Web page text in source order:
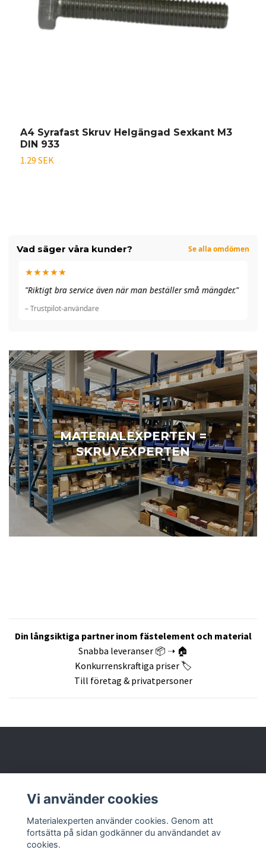
Vad säger våra kunder? Se alla omdömen
★★★★★
"Riktigt bra service även när man beställer små mängder."
– Trustpilot-användare
MATERIALEXPERTEN =
SKRUVEXPERTEN
Din långsiktiga partner inom fästelement och material
Snabba leveranser 📦 ➝ 🏠
Konkurrenskraftiga priser 🏷️
Till företag & privatpersoner
A4 Syrafast Skruv Helgängad Sexkant M3
DIN 933
1.29 SEK
Butik & kontakt
Vi använder cookies
Materialexperten använder cookies. Genom att
fortsätta på sidan godkänner du användandet av
cookies.